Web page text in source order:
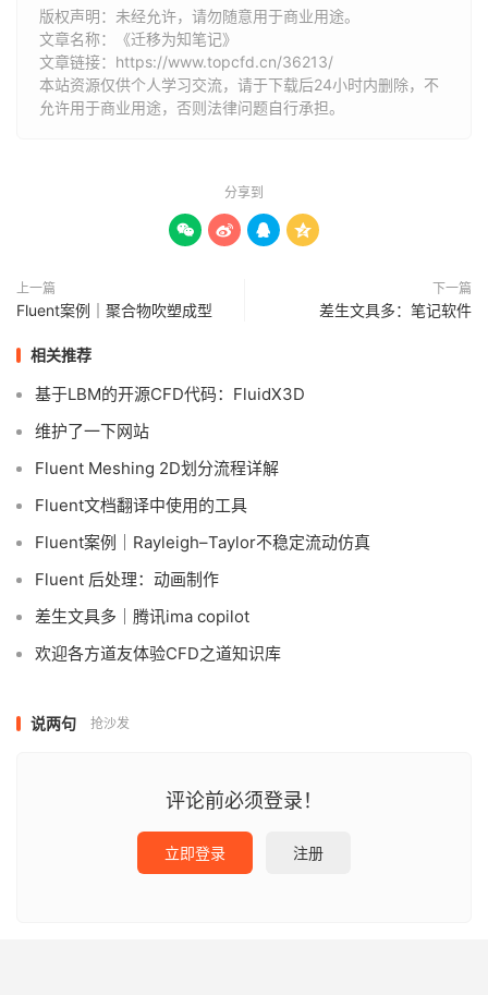
版权声明：未经允许，请勿随意用于商业用途。
文章名称：《迁移为知笔记》
文章链接： https://www.topcfd.cn/36213/
本站资源仅供个人学习交流，请于下载后24小时内删除，不
允许用于商业用途，否则法律问题自行承担。
分享到
   
上一篇
Fluent案例｜聚合物吹塑成型
下一篇
差生文具多：笔记软件
相关推荐
基于LBM的开源CFD代码：FluidX3D
维护了一下网站
Fluent Meshing 2D划分流程详解
Fluent文档翻译中使用的工具
Fluent案例｜Rayleigh–Taylor不稳定流动仿真
Fluent 后处理：动画制作
差生文具多｜腾讯ima copilot
欢迎各方道友体验CFD之道知识库
说两句 抢沙发
评论前必须登录！
立即登录 注册